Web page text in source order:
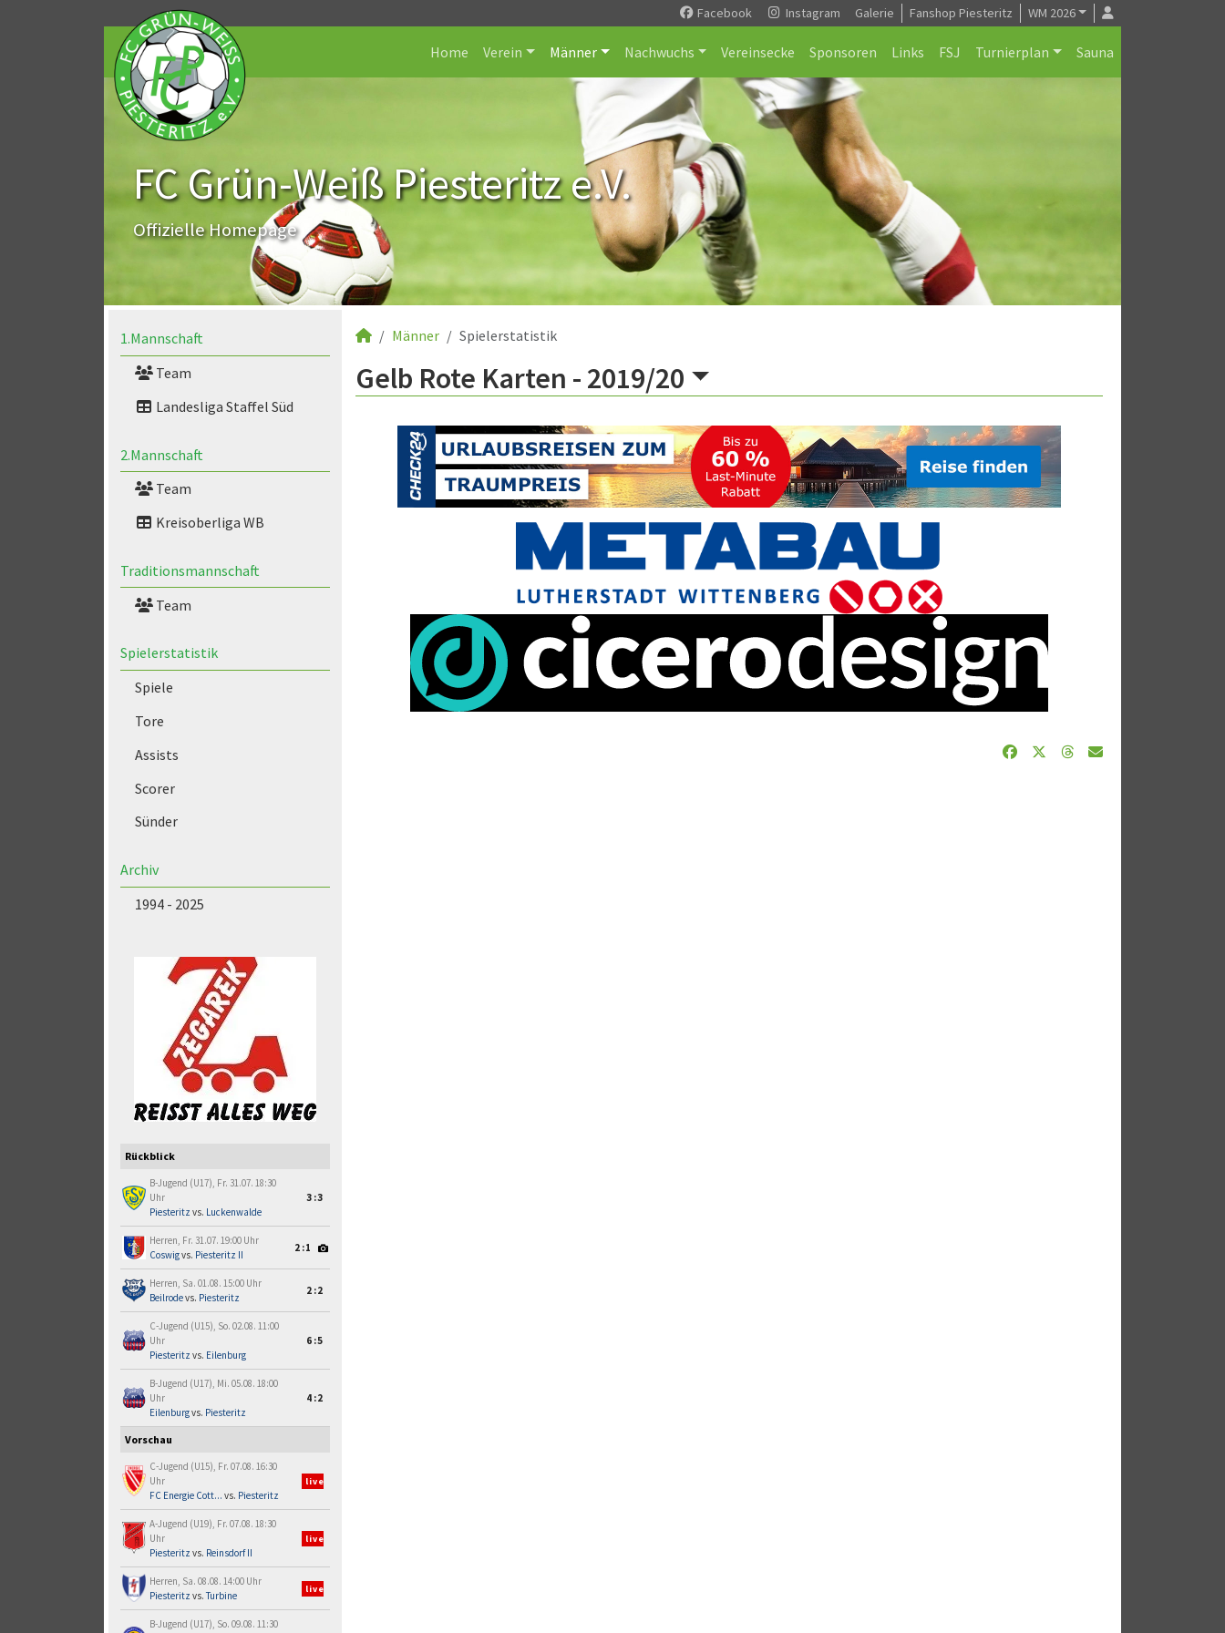
Facebook Instagram Galerie Fanshop Piesteritz WM 2026
Home Verein Männer Nachwuchs Vereinsecke Sponsoren Links FSJ Turnierplan Sauna
FC Grün-Weiß Piesteritz e.V.
Offizielle Homepage
1.Mannschaft
Team
Landesliga Staffel Süd
2.Mannschaft
Team
Kreisoberliga WB
Traditionsmannschaft
Team
Spielerstatistik
Spiele
Tore
Assists
Scorer
Sünder
Archiv
1994 - 2025
Rückblick
B-Jugend (U17), Fr. 31.07. 18:30
Uhr
Piesteritz vs. Luckenwalde
3:3
Herren, Fr. 31.07. 19:00 Uhr
Coswigvs. Piesteritz II
2:1
Herren, Sa. 01.08. 15:00 Uhr
Beilrodevs. Piesteritz
2:2
C-Jugend (U15), So. 02.08. 11:00
Uhr
Piesteritz vs. Eilenburg
6:5
B-Jugend (U17), Mi. 05.08. 18:00
Uhr
Eilenburgvs. Piesteritz
4:2
Vorschau
C-Jugend (U15), Fr. 07.08. 16:30
Uhr
FC Energie Cott... vs. Piesteritz
live
A-Jugend (U19), Fr. 07.08. 18:30
Uhr
Piesteritz vs. Reinsdorf II
live
Herren, Sa. 08.08. 14:00 Uhr
Piesteritz vs.Turbine
live
B-Jugend (U17), So. 09.08. 11:30
Männer Spielerstatistik
Gelb Rote Karten - 2019/20